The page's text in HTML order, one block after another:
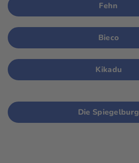
Fehn
Bieco
Kikadu
Die Spiegelburg